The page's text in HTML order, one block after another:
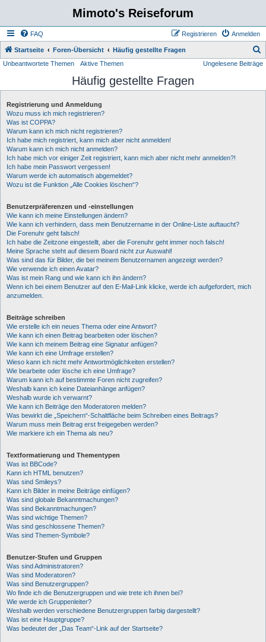
Mimoto's Reiseforum
FAQ Anmelden
Registrieren
Startseite Foren-Übersicht Häufig gestellte Fragen
u
h
Unbeantwortete Themen Aktive Themen Ungelesene Beiträge
Häufig gestellte Fragen
Registrierung und Anmeldung
Wozu muss ich mich registrieren?
Was ist COPPA?
Warum kann ich mich nicht registrieren?
Ich habe mich registriert, kann mich aber nicht anmelden!
Warum kann ich mich nicht anmelden?
Ich habe mich vor einiger Zeit registriert, kann mich aber nicht mehr anmelden?!
Ich habe mein Passwort vergessen!
Warum werde ich automatisch abgemeldet?
Wozu ist die Funktion „Alle Cookies löschen“?
Benutzerpräferenzen und -einstellungen
Wie kann ich meine Einstellungen ändern?
Wie kann ich verhindern, dass mein Benutzername in der Online-Liste auftaucht?
Die Forenuhr geht falsch!
Ich habe die Zeitzone eingestellt, aber die Forenuhr geht immer noch falsch!
Meine Sprache steht auf diesem Board nicht zur Auswahl!
Was sind das für Bilder, die bei meinem Benutzernamen angezeigt werden?
Wie verwende ich einen Avatar?
Was ist mein Rang und wie kann ich ihn ändern?
Wenn ich bei einem Benutzer auf den E-Mail-Link klicke, werde ich aufgefordert, mich
anzumelden.
Beiträge schreiben
Wie erstelle ich ein neues Thema oder eine Antwort?
Wie kann ich einen Beitrag bearbeiten oder löschen?
Wie kann ich meinem Beitrag eine Signatur anfügen?
Wie kann ich eine Umfrage erstellen?
Wieso kann ich nicht mehr Antwortmöglichkeiten erstellen?
Wie bearbeite oder lösche ich eine Umfrage?
Warum kann ich auf bestimmte Foren nicht zugreifen?
Weshalb kann ich keine Dateianhänge anfügen?
Weshalb wurde ich verwarnt?
Wie kann ich Beiträge den Moderatoren melden?
Was bewirkt die „Speichern“-Schaltfläche beim Schreiben eines Beitrags?
Warum muss mein Beitrag erst freigegeben werden?
Wie markiere ich ein Thema als neu?
Textformatierung und Thementypen
Was ist BBCode?
Kann ich HTML benutzen?
Was sind Smileys?
Kann ich Bilder in meine Beiträge einfügen?
Was sind globale Bekanntmachungen?
Was sind Bekanntmachungen?
Was sind wichtige Themen?
Was sind geschlossene Themen?
Was sind Themen-Symbole?
Benutzer-Stufen und Gruppen
Was sind Administratoren?
Was sind Moderatoren?
Was sind Benutzergruppen?
Wo finde ich die Benutzergruppen und wie trete ich ihnen bei?
Wie werde ich Gruppenleiter?
Weshalb werden verschiedene Benutzergruppen farbig dargestellt?
Was ist eine Hauptgruppe?
Was bedeutet der „Das Team“-Link auf der Startseite?